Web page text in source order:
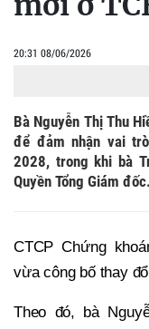
20:31 08/06/2026
Bà Nguyễn Thị Thu
để đảm nhận vai
2028, trong khi bà
Quyền Tổng Giám đốc.
CTCP Chứng
vừa công bố thay
Theo đó, bà